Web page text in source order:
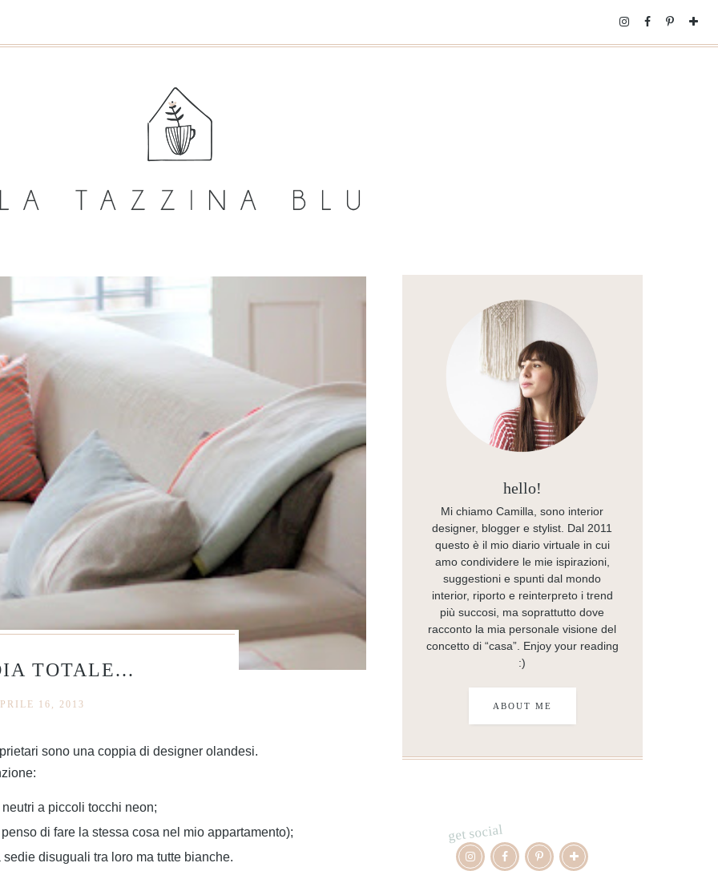
TOTALE...
16, 2013
sono una coppia di designer olandesi.
a piccoli tocchi neon;
di fare la stessa cosa nel mio appartamento);
disuguali tra loro ma tutte bianche.
hello!
Mi chiamo Camilla, sono interior
designer, blogger e stylist. Dal 2011
questo è il mio diario virtuale in cui
amo condividere le mie ispirazioni,
suggestioni e spunti dal mondo
interior, riporto e reinterpreto i trend
più succosi, ma soprattutto dove
racconto la mia personale visione del
concetto di “casa”. Enjoy your reading
:)
ABOUT ME
get social